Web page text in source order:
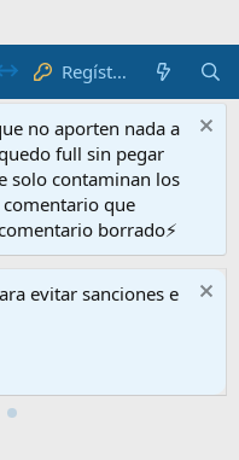
Regístrate
no aporten nada a
full sin pegar
solo contaminan los
que
borrado⚡
evitar sanciones e